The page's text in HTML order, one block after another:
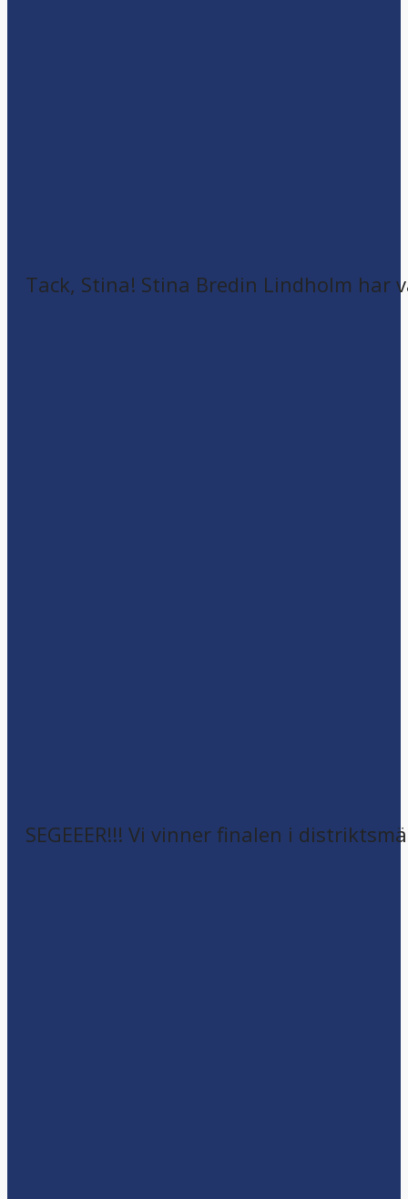
Tack, Stina! Stina Bredin Lindholm har
SEGEEER!!! Vi vinner finalen i